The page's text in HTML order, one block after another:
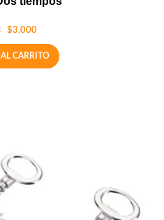
$3.000
CARRITO